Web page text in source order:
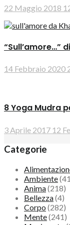
22 Maggio 2018
“Sull’amore…”
14 Febbraio 2020
8 Yoga Mudra
3 Aprile 2017 12
Categorie
Ambiente
Anima(218)
Bellezza(4)
Corpo (282)
Mente(241)